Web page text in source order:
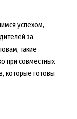
успехом,
за
такие
при совместных
которые готовы